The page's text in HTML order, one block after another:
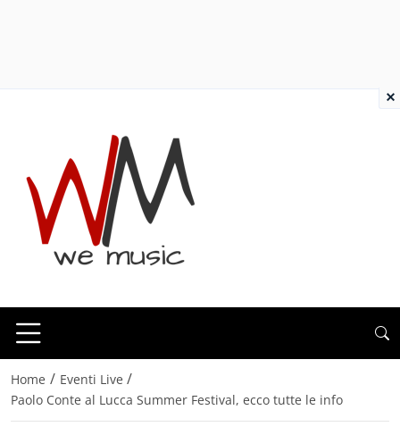
Home / Eventi Live /
Paolo Conte al Lucca Summer Festival, ecco tutte le info
×